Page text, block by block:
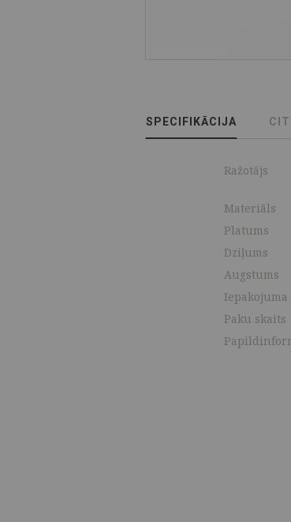
SPECIFIKĀCIJA
Ražotājs
Materiāls
Platums
Dziļums
Augstums
Iepakojuma
Paku skaits